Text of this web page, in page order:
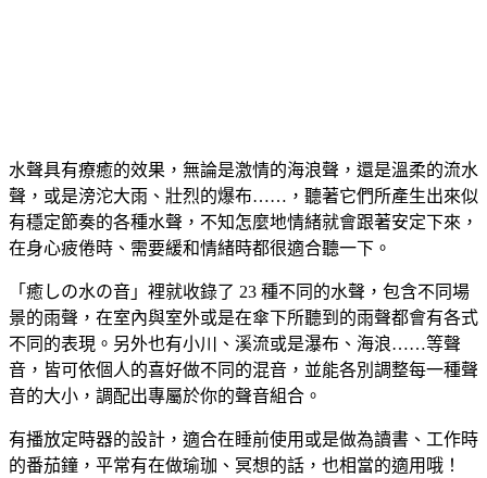
水聲具有療癒的效果，無論是激情的海浪聲，還是溫柔的流水
聲，或是滂沱大雨、壯烈的爆布……，聽著它們所產生出來似
有穩定節奏的各種水聲，不知怎麼地情緒就會跟著安定下來，
在身心疲倦時、需要緩和情緒時都很適合聽一下。
「癒しの水の音」裡就收錄了 23 種不同的水聲，包含不同場
景的雨聲，在室內與室外或是在傘下所聽到的雨聲都會有各式
不同的表現。另外也有小川、溪流或是瀑布、海浪……等聲
音，皆可依個人的喜好做不同的混音，並能各別調整每一種聲
音的大小，調配出專屬於你的聲音組合。
有播放定時器的設計，適合在睡前使用或是做為讀書、工作時
的番茄鐘，平常有在做瑜珈、冥想的話，也相當的適用哦！